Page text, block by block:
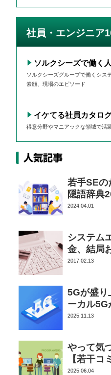
社員・エンジニア
ソルクシーズで働く
ソルクシーズグループで働くシス
素顔、現場のエピソード
イケてる社員カタロ
得意分野やマニアックな領域で活
人気記事
若手SEの
隠語辞典
2024.04.01
システム
金、結局
2017.02.13
5Gが盛り
ーカル5G
2025.11.13
やって気
【若干コ
2025.06.04